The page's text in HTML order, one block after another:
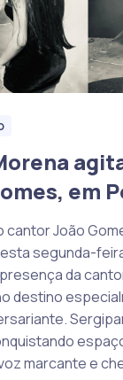
em
cantor João
segunda-
da
destino
marcante e